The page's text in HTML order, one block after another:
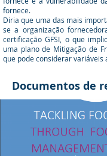
fornece.
Diria que uma das mais
se a organização
certificação GFSI, o que
uma plano de Mitigação de
que pode considerar variáveis
Documentos de